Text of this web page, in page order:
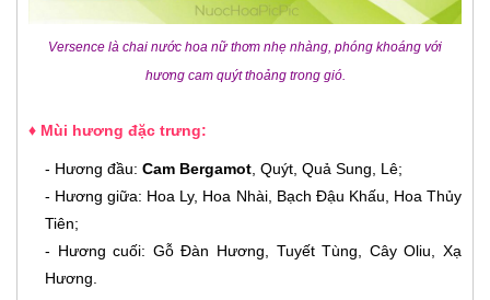
Versence là chai nước hoa nữ thơm nhẹ nhàng, phóng khoáng với
hương cam quýt thoảng trong gió.
♦ Mùi hương đặc trưng:
- Hương đầu: Cam Bergamot , Quýt, Quả Sung, Lê;
- Hương giữa: Hoa Ly, Hoa Nhài, Bạch Đậu Khấu, Hoa Thủy
Tiên;
- Hương cuối: Gỗ Đàn Hương, Tuyết Tùng, Cây Oliu, Xạ
Hương.